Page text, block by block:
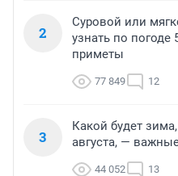
2
Суровой или
узнать по
приметы
77 849 12
3
Какой будет
августа, —
44 052 13